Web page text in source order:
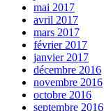
mai 2017
avril 2017
mars 2017
février 2017
janvier 2017
décembre 2016
novembre 2016
octobre 2016
septembre 2016